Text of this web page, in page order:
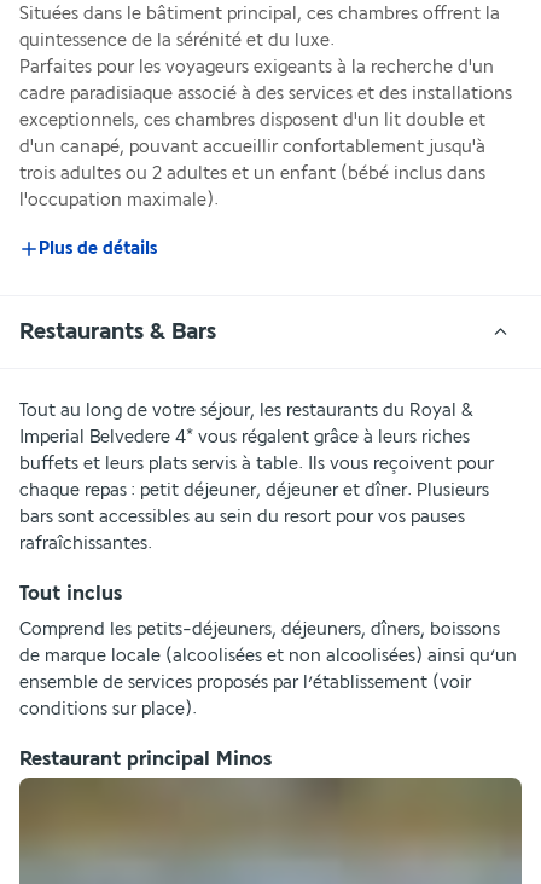
Situées dans le bâtiment principal, ces chambres offrent la
quintessence de la sérénité et du luxe.
Parfaites pour les voyageurs exigeants à la recherche d'un
cadre paradisiaque associé à des services et des installations
exceptionnels, ces chambres disposent d'un lit double et
d'un canapé, pouvant accueillir confortablement jusqu'à
trois adultes ou 2 adultes et un enfant (bébé inclus dans
l'occupation maximale).
Plus de détails
Restaurants & Bars
Tout au long de votre séjour, les restaurants du Royal &
Imperial Belvedere 4* vous régalent grâce à leurs riches
buffets et leurs plats servis à table. Ils vous reçoivent pour
chaque repas : petit déjeuner, déjeuner et dîner. Plusieurs
bars sont accessibles au sein du resort pour vos pauses
rafraîchissantes.
Tout inclus
Comprend les petits-déjeuners, déjeuners, dîners, boissons
de marque locale (alcoolisées et non alcoolisées) ainsi qu’un
ensemble de services proposés par l’établissement (voir
conditions sur place).
Restaurant principal Minos